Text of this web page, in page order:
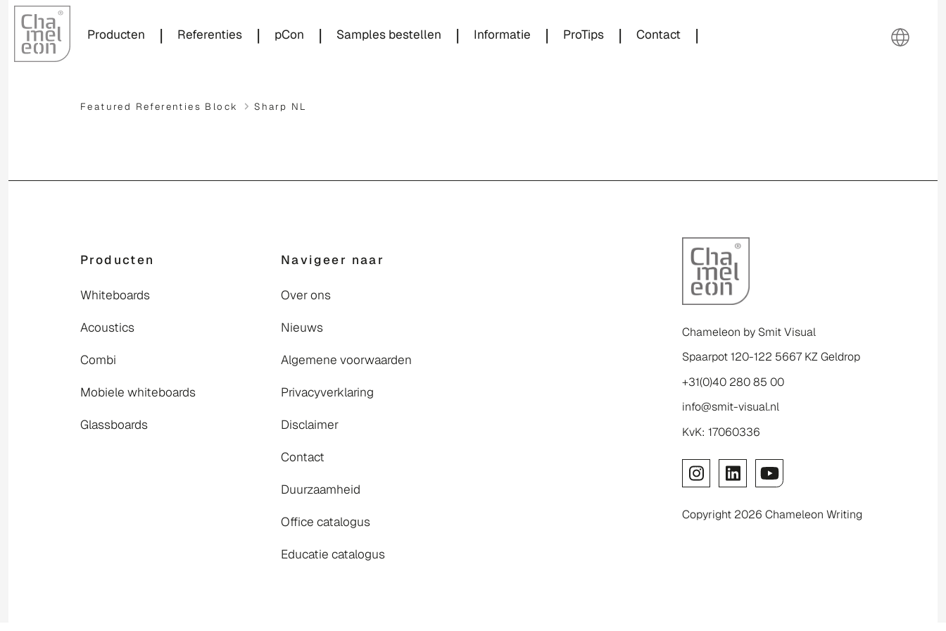
Producten | Referenties | pCon | Samples bestellen | Informatie | ProTips | Contact |
Featured Referenties Block Sharp NL
Producten
Whiteboards
Acoustics
Combi
Mobiele whiteboards
Glassboards
Navigeer naar
Over ons
Nieuws
Algemene voorwaarden
Privacyverklaring
Disclaimer
Contact
Duurzaamheid
Office catalogus
Educatie catalogus
Chameleon by Smit Visual
Spaarpot 120-122 5667 KZ Geldrop
+31(0)40 280 85 00
info@smit-visual.nl
KvK: 17060336
Copyright 2026 Chameleon Writing